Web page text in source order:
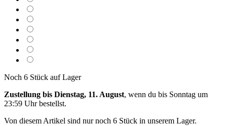
Noch 6 Stück auf Lager
Zustellung bis Dienstag, 11. August, wenn du bis Sonntag um
23:59 Uhrbestellst.
Von diesem Artikel sind nur noch 6 Stück in unserem Lager.